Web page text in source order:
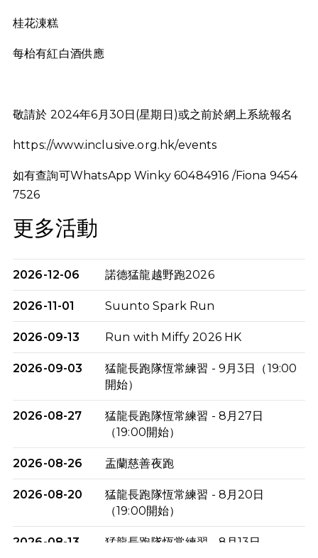
桂花涷糕
每枱有紅白酒供應
敬請於 2024年6月30日(星期日)或之前於網上系統報名
https://www.inclusive.org.hk/events
如有查詢可WhatsApp Winky 60484916 /Fiona 9454
7526
更多活動
2026-12-06 諾德猛龍越野跑2026
2026-11-01 Suunto Spark Run
2026-09-13 Run with Miffy 2026 HK
2026-09-03
猛龍長跑隊恆常練習 - 9月3日（19:00
開始）
2026-08-27
猛龍長跑隊恆常練習 - 8月27日
（19:00開始）
2026-08-26 盂蘭慈善夜跑
2026-08-20
猛龍長跑隊恆常練習 - 8月20日
（19:00開始）
2026-08-13
猛龍長跑隊恆常練習 - 8月13日